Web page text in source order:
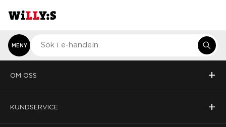
MENY
OM OSS +
KUNDSERVICE +